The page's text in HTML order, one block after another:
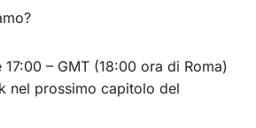
– GMT (18:00 ora di Roma)
nel prossimo capitolo del